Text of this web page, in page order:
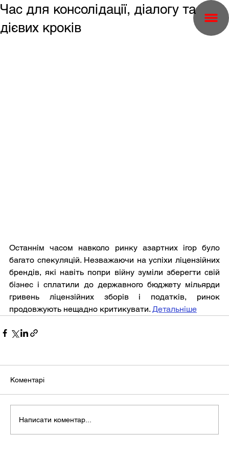
Час для консолідації, діалогу та
дієвих кроків
Останнім часом навколо ринку азартних ігор було
багато спекуляцій. Незважаючи на успіхи ліцензійних
брендів, які навіть попри війну зуміли зберегти свій
бізнес і сплатили до державного бюджету мільярди
гривень ліцензійних зборів і податків, ринок
продовжують нещадно критикувати. Детальніше
Коментарі
Написати коментар...